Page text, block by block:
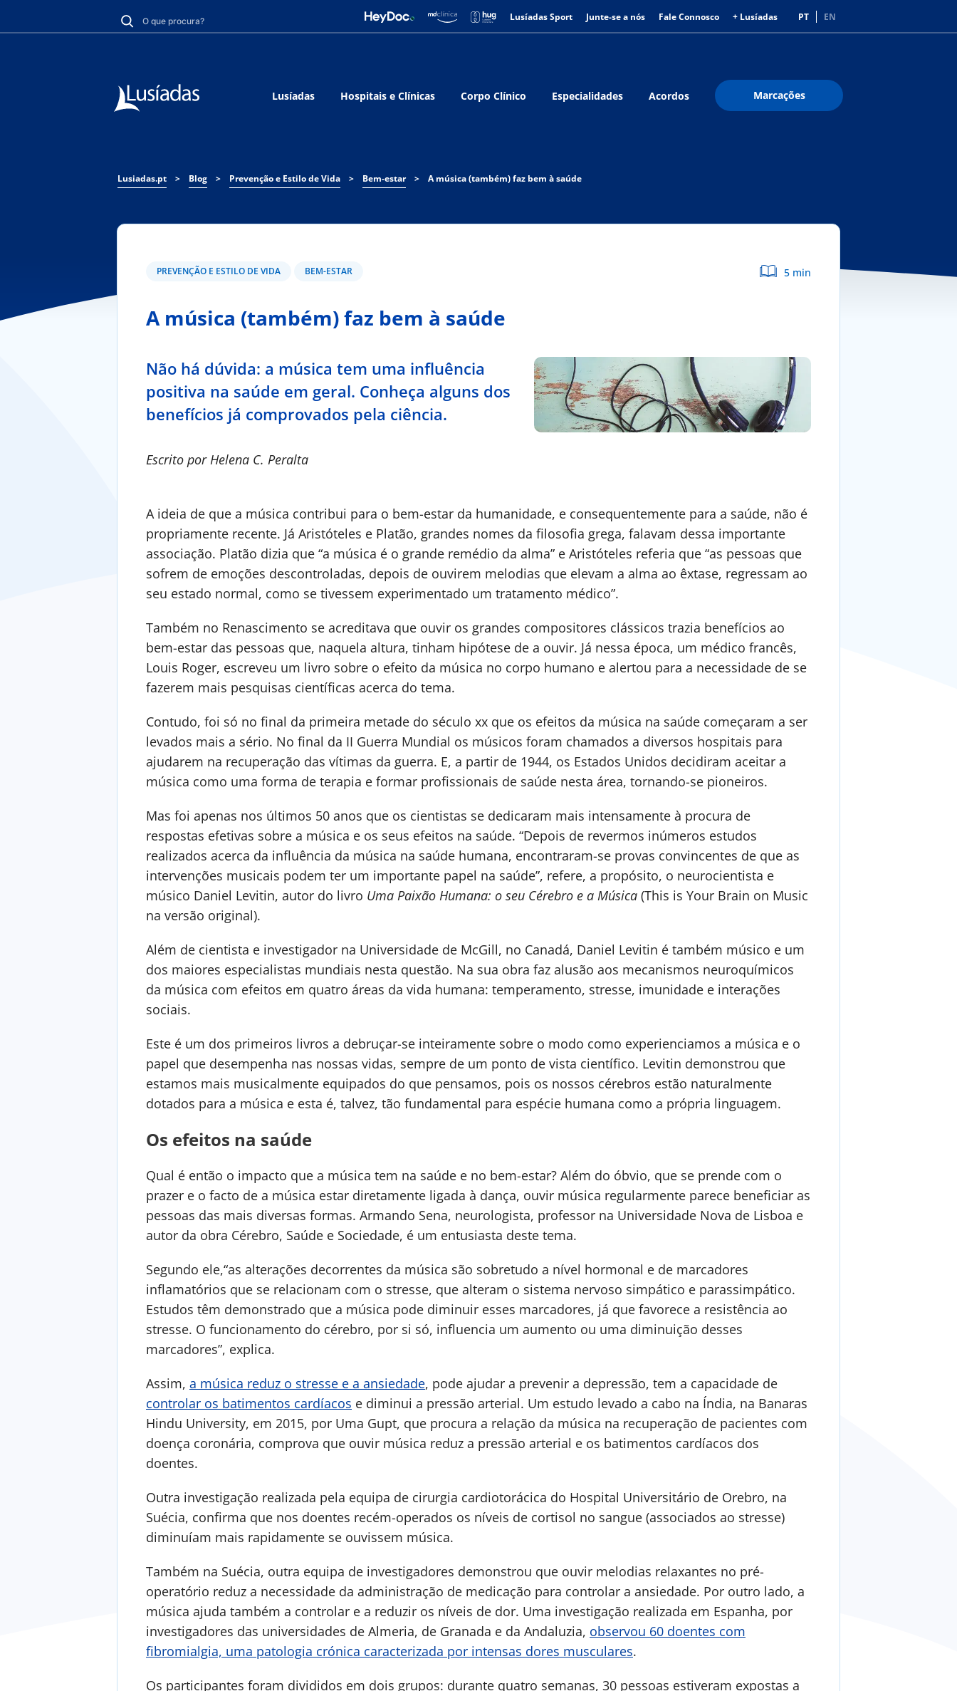
Lusíadas Sport Junte-se a nós Fale Connosco + Lusíadas PT EN
Lusíadas Hospitais e Clínicas Corpo Clínico Especialidades Acordos Marcações
Lusiadas.pt > Blog > Prevenção e Estilo de Vida > Bem-estar > A música (também) faz bem à saúde
PREVENÇÃO E ESTILO DE VIDA BEM-ESTAR 5 min
A música (também) faz bem à saúde
Não há dúvida: a música tem uma influência
positiva na saúde em geral. Conheça alguns dos
benefícios já comprovados pela ciência.
Escrito por Helena C. Peralta
A ideia de que a música contribui para o bem-estar da humanidade, e consequentemente para a saúde, não é
propriamente recente. Já Aristóteles e Platão, grandes nomes da filosofia grega, falavam dessa importante
associação. Platão dizia que “a música é o grande remédio da alma” e Aristóteles referia que “as pessoas que
sofrem de emoções descontroladas, depois de ouvirem melodias que elevam a alma ao êxtase, regressam ao
seu estado normal, como se tivessem experimentado um tratamento médico”.
Também no Renascimento se acreditava que ouvir os grandes compositores clássicos trazia benefícios ao
bem-estar das pessoas que, naquela altura, tinham hipótese de a ouvir. Já nessa época, um médico francês,
Louis Roger, escreveu um livro sobre o efeito da música no corpo humano e alertou para a necessidade de se
fazerem mais pesquisas científicas acerca do tema.
Contudo, foi só no final da primeira metade do século xx que os efeitos da música na saúde começaram a ser
levados mais a sério. No final da II Guerra Mundial os músicos foram chamados a diversos hospitais para
ajudarem na recuperação das vítimas da guerra. E, a partir de 1944, os Estados Unidos decidiram aceitar a
música como uma forma de terapia e formar profissionais de saúde nesta área, tornando-se pioneiros.
Mas foi apenas nos últimos 50 anos que os cientistas se dedicaram mais intensamente à procura de
respostas efetivas sobre a música e os seus efeitos na saúde. “Depois de revermos inúmeros estudos
realizados acerca da influência da música na saúde humana, encontraram-se provas convincentes de que as
intervenções musicais podem ter um importante papel na saúde”, refere, a propósito, o neurocientista e
músico Daniel Levitin, autor do livro Uma Paixão Humana: o seu Cérebro e a Música (This is Your Brain on Music
na versão original).
Além de cientista e investigador na Universidade de McGill, no Canadá, Daniel Levitin é também músico e um
dos maiores especialistas mundiais nesta questão. Na sua obra faz alusão aos mecanismos neuroquímicos
da música com efeitos em quatro áreas da vida humana: temperamento, stresse, imunidade e interações
sociais.
Este é um dos primeiros livros a debruçar-se inteiramente sobre o modo como experienciamos a música e o
papel que desempenha nas nossas vidas, sempre de um ponto de vista científico. Levitin demonstrou que
estamos mais musicalmente equipados do que pensamos, pois os nossos cérebros estão naturalmente
dotados para a música e esta é, talvez, tão fundamental para espécie humana como a própria linguagem.
Os efeitos na saúde
Qual é então o impacto que a música tem na saúde e no bem-estar? Além do óbvio, que se prende com o
prazer e o facto de a música estar diretamente ligada à dança, ouvir música regularmente parece beneficiar as
pessoas das mais diversas formas. Armando Sena, neurologista, professor na Universidade Nova de Lisboa e
autor da obra Cérebro, Saúde e Sociedade, é um entusiasta deste tema.
Segundo ele,“as alterações decorrentes da música são sobretudo a nível hormonal e de marcadores
inflamatórios que se relacionam com o stresse, que alteram o sistema nervoso simpático e parassimpático.
Estudos têm demonstrado que a música pode diminuir esses marcadores, já que favorece a resistência ao
stresse. O funcionamento do cérebro, por si só, influencia um aumento ou uma diminuição desses
marcadores”, explica.
Assim, a música reduz o stresse e a ansiedade, pode ajudar a prevenir a depressão, tem a capacidade de
controlar os batimentos cardíacos e diminui a pressão arterial. Um estudo levado a cabo na Índia, na Banaras
Hindu University, em 2015, por Uma Gupt, que procura a relação da música na recuperação de pacientes com
doença coronária, comprova que ouvir música reduz a pressão arterial e os batimentos cardíacos dos
doentes.
Outra investigação realizada pela equipa de cirurgia cardiotorácica do Hospital Universitário de Orebro, na
Suécia, confirma que nos doentes recém-operados os níveis de cortisol no sangue (associados ao stresse)
diminuíam mais rapidamente se ouvissem música.
Também na Suécia, outra equipa de investigadores demonstrou que ouvir melodias relaxantes no pré-
operatório reduz a necessidade da administração de medicação para controlar a ansiedade. Por outro lado, a
música ajuda também a controlar e a reduzir os níveis de dor. Uma investigação realizada em Espanha, por
investigadores das universidades de Almeria, de Granada e da Andaluzia, observou 60 doentes com
fibromialgia, uma patologia crónica caracterizada por intensas dores musculares.
Os participantes foram divididos em dois grupos: durante quatro semanas, 30 pessoas estiveram expostas a